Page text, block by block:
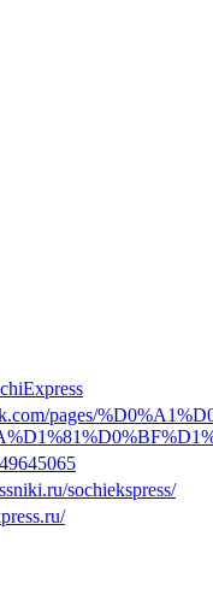
pages/
sochiekspress/